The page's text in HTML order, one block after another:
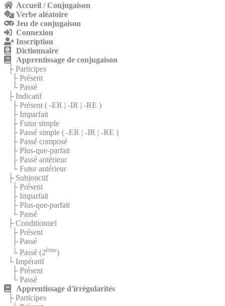
Accueil / Conjugaison
Verbe aléatoire
Jeu de conjugaison
Connexion
Inscription
Dictionnaire
Apprentissage de conjugaison
├ Participes
├ Présent
└ Passé
├ Indicatif
├ Présent ( -ER | -IR | -RE )
├ Imparfait
├ Futur simple
├ Passé simple ( -ER | -IR | -RE )
├ Passé composé
├ Plus-que-parfait
├ Passé antérieur
└ Futur antérieur
├ Subjonctif
├ Présent
├ Imparfait
├ Plus-que-parfait
└ Passé
├ Conditionnel
├ Présent
├ Passé
└ Passé (2ème)
└ Impératif
├ Présent
└ Passé
Apprentissage d'irrégularités
├ Participes